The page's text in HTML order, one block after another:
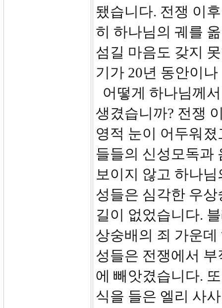
됐습니다. 전쟁 이
히 하나님의 궤를
섬길 마음도 갖지
기가 20년 동안이
어떻게 하나님께
생겼습니까? 전쟁
영적 눈이 어두워
들들의 신성모독과
보이지 않고 하나
성들은 심각한 우
길이 없었습니다.
상숭배의 죄 가운
성들은 전쟁에서
에 빼앗겼습니다.
식을 들은 엘리 사